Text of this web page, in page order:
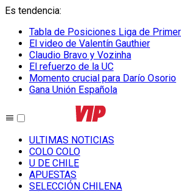
Es tendencia:
Tabla de Posiciones Liga de
El video de Valentín Gauthier
Claudio Bravo y Vozinha
El refuerzo de la UC
Momento crucial para Darío Osorio
Gana Unión Española
ULTIMAS NOTICIAS
COLO COLO
U DE CHILE
APUESTAS
SELECCIÓN CHILENA